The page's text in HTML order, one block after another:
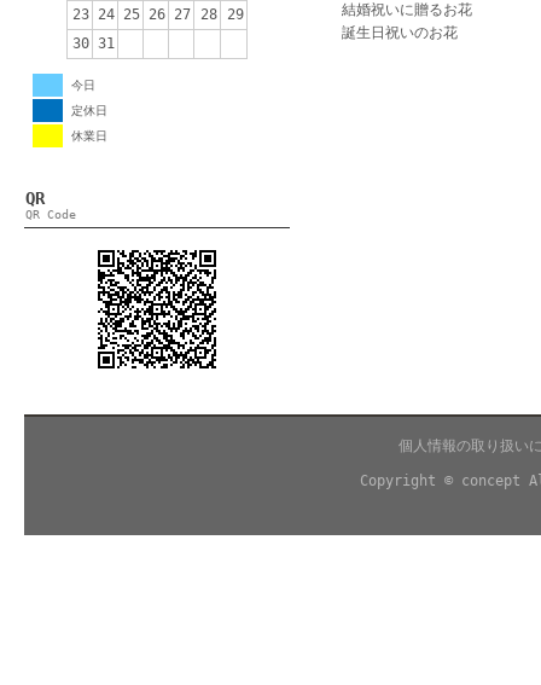
23 24 25 26 27 28
29
30 31
今日
定休日
休業日
QR
QR Code
結婚祝いに贈るお花
誕生日祝いのお花
個人情報の取り扱い
Copyright © concept